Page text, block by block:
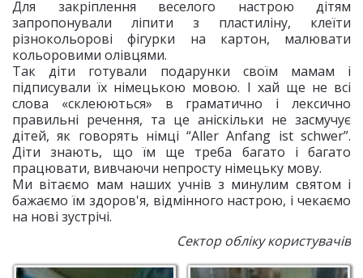
Для закріплення веселого настрою дітям
запропонували ліпити з пластиліну, клеїти
різнокольорові фігурки на картон, малювати
кольоровими олівцями.
Так діти готували подарунки своїм мамам і
підписували їх німецькою мовою. І хай ще не всі
слова «склеюються» в граматично і лексично
правильні речення, та це аніскільки не засмучує
дітей, як говорять німці “Aller Anfang ist schwer”.
Діти знають, що їм ще треба багато і багато
працювати, вивчаючи непросту німецьку мову.
Ми вітаємо мам наших учнів з минулим святом і
бажаємо їм здоров'я, відмінного настрою, і чекаємо
на нові зустрічі.
Сектор обліку користувачів